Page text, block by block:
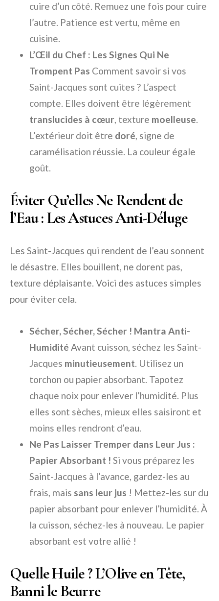
cuire d’un côté. Remuez une fois pour cuire
l’autre. Patience est vertu, même en
cuisine.
L’Œil du Chef : Les Signes Qui Ne
Trompent Pas Comment savoir si vos
Saint-Jacques sont cuites ? L’aspect
compte. Elles doivent être légèrement
translucides à cœur, texture moelleuse.
L’extérieur doit être doré, signe de
caramélisation réussie. La couleur égale
goût.
Éviter Qu’elles Ne Rendent de
l’Eau : Les Astuces Anti-Déluge
Les Saint-Jacques qui rendent de l’eau sonnent
le désastre. Elles bouillent, ne dorent pas,
texture déplaisante. Voici des astuces simples
pour éviter cela.
Sécher, Sécher, Sécher ! Mantra Anti-
Humidité Avant cuisson, séchez les Saint-
Jacques minutieusement. Utilisez un
torchon ou papier absorbant. Tapotez
chaque noix pour enlever l’humidité. Plus
elles sont sèches, mieux elles saisiront et
moins elles rendront d’eau.
Ne Pas Laisser Tremper dans Leur Jus :
Papier Absorbant ! Si vous préparez les
Saint-Jacques à l’avance, gardez-les au
frais, mais sans leur jus ! Mettez-les sur du
papier absorbant pour enlever l’humidité. À
la cuisson, séchez-les à nouveau. Le papier
absorbant est votre allié !
Quelle Huile ? L’Olive en Tête,
Banni le Beurre